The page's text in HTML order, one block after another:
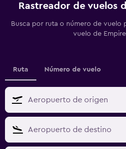
Rastreador de vuelos
Busca por ruta o número de vuelo
vuelo de
Ruta Número de vuelo